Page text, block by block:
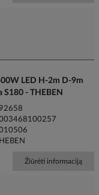
LED H-2m D-9m
- THEBEN
Žiūrėti informaciją